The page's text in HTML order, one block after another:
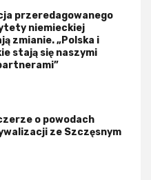
przeredagowanego
niemieckiej
zmianie. „Polska i
stają się naszymi
o powodach
ze Szczęsnym